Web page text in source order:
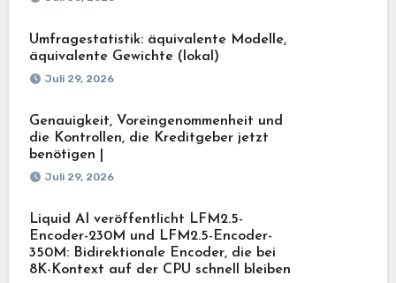
Umfragestatistik: äquivalente Modelle,
äquivalente Gewichte (lokal)
Juli 29, 2026
Genauigkeit, Voreingenommenheit und
die Kontrollen, die Kreditgeber jetzt
benötigen |
Juli 29, 2026
Liquid AI veröffentlicht LFM2.5-
Encoder-230M und LFM2.5-Encoder-
350M: Bidirektionale Encoder, die bei
8K-Kontext auf der CPU schnell bleiben